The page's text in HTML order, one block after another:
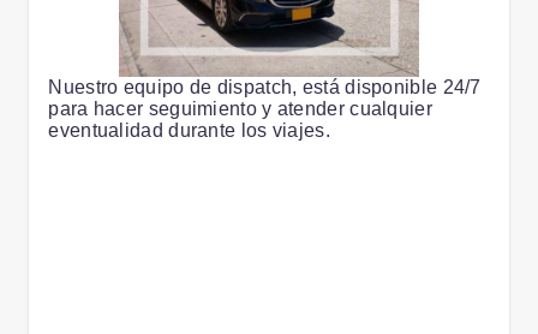
Nuestro equipo de dispatch, está disponible 24/7
para hacer seguimiento y atender cualquier
eventualidad durante los viajes.